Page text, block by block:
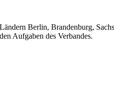
Berlin, Brandenburg,
Aufgaben des Verbandes.